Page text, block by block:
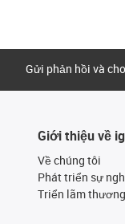
Gửi phản hồi và
Giới thiệu về
Về chúng tôi
Phát triển sự
Triển lãm